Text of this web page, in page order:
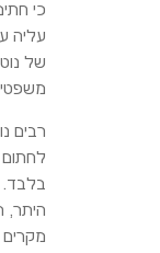
כי
עליה
של
רבים
בלבד.
היתר,